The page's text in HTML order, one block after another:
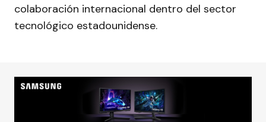
colaboración internacional dentro del sector
tecnológico estadounidense.